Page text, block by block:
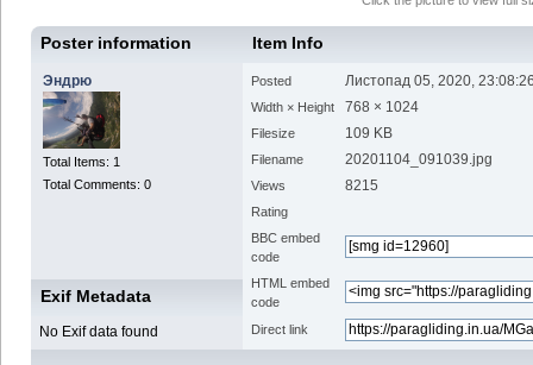
Poster information Item Info
Эндрю
Total Items: 1
Total Comments: 0
Posted Листопад 05, 2020,
Width × Height 768 × 1024
Filesize 109 KB
Filename 20201104_091039.jpg
Views 8215
Rating
BBC embed
code
HTML embed
code
Direct link
Exif Metadata
No Exif data found